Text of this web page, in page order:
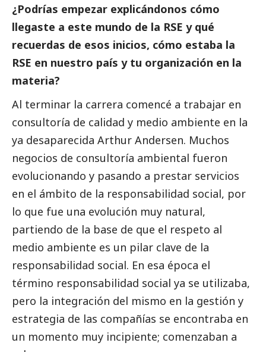
¿Podrías empezar explicándonos cómo
llegaste a este mundo de la RSE y qué
recuerdas de esos inicios, cómo estaba la
RSE en nuestro país y tu organización en la
materia?
Al terminar la carrera comencé a trabajar en
consultoría de calidad y medio ambiente en la
ya desaparecida Arthur Andersen. Muchos
negocios de consultoría ambiental fueron
evolucionando y pasando a prestar servicios
en el ámbito de la responsabilidad social, por
lo que fue una evolución muy natural,
partiendo de la base de que el respeto al
medio ambiente es un pilar clave de la
responsabilidad social. En esa época el
término responsabilidad social ya se utilizaba,
pero la integración del mismo en la gestión y
estrategia de las compañías se encontraba en
un momento muy incipiente; comenzaban a